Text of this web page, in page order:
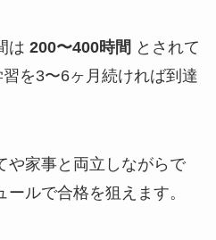
は 200〜400時間 とされて
を3〜6ヶ月続ければ到達
や家事と両立しながらで
ルで合格を狙えます。